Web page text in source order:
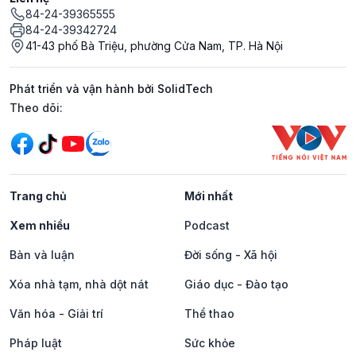
84-24-39365555
84-24-39342724
41-43 phố Bà Triệu, phường Cửa Nam, TP. Hà Nội
Phát triển và vận hành bởi SolidTech
Mạng xã hội
Theo dõi:
Trang chủ Mới nhất
Xem nhiều Podcast
Bàn và luận Đời sống - Xã hội
Xóa nhà tạm, nhà dột nát Giáo dục - Đào tạo
Văn hóa - Giải trí Thể thao
Pháp luật Sức khỏe